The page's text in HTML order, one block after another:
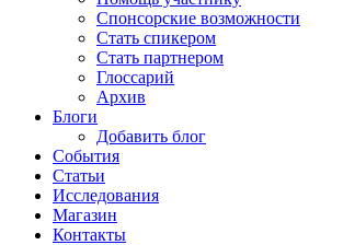
Спонсорские возможности
Стать спикером
Стать партнером
Глоссарий
Архив
Блоги
Добавить блог
События
Статьи
Исследования
Магазин
Контакты